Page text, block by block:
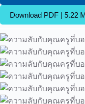
Download PDF | 5.22